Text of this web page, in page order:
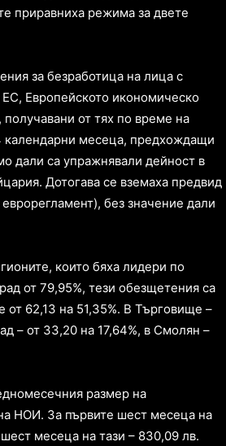
приравниха режима за двете
за безработица на лица с
Европейското икономическо
от тях по време на
календарни месеца, предхождащи
дали са упражнявали дейност в
Дотогава се вземаха предвид
без значение дали
които бяха лидери по
от 79,95%, тези обезщетения са
62,13 на 51,35%. В Търговище –
– от 33,20 на 17,64%, в Смолян –
размер на
НОИ. За първите шест месеца на
месеца на тази – 830,09 лв.